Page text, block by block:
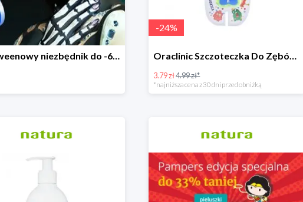
Halloweenowy niezbędnik do -60% taniej
-24%
Oraclinic Szczoteczka Do Zębów Dla Dzieci 0-3 Lata Bardzo Miękka -24%
3.79 zł4.99 zł*
*najniższa cena z 30 dni przed obniżką